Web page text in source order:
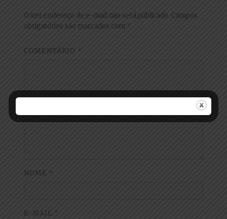
O seu endereço de e-mail não será publicado. Campos
obrigatórios são marcados com *
COMENTÁRIO *
NOME *
E-MAIL *